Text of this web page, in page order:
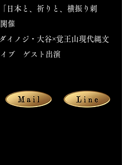
日本と、祈りと、横振り刺
催
イノジ・大谷×覚王山現代縄文
イブ ゲスト出演